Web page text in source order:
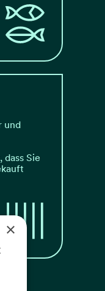
und
dass Sie
×